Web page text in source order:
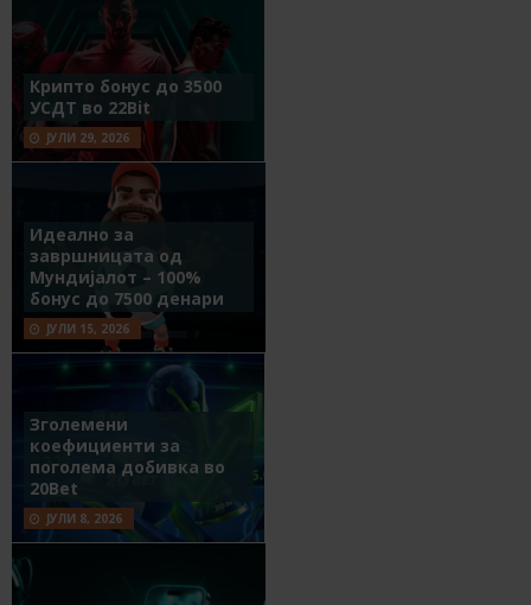
Крипто бонус до 3500
УСДТ во 22Bit
ЈУЛИ 29, 2026
Идеално за
завршницата од
Мундијалот – 100%
бонус до 7500 денари
ЈУЛИ 15, 2026
Зголемени
коефициенти за
поголема добивка во
20Bet
ЈУЛИ 8, 2026